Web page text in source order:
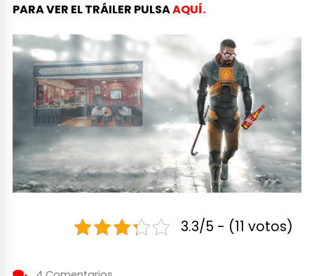
PARA VER EL TRÁILER PULSAAQUÍ.
3.3/5 - (11 votos)